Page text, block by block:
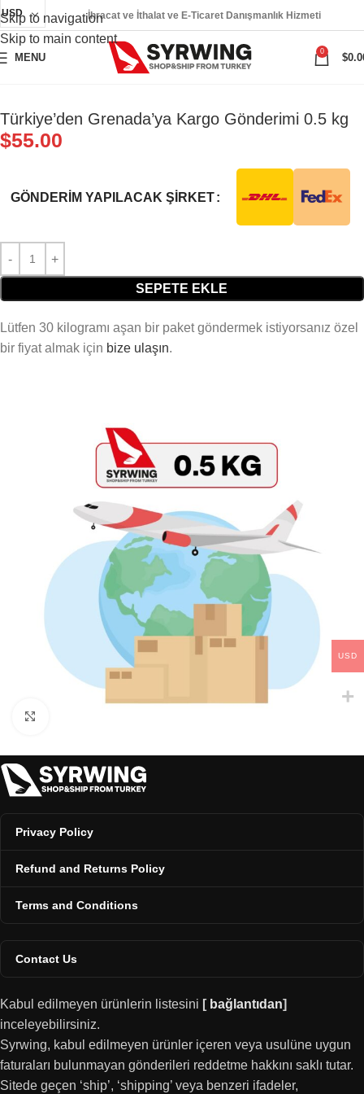
Skip to navigation
Skip to main content
USD İhracat ve İthalat ve E-Ticaret Danışmanlık Hizmeti
MENU
0
$
Türkiye’den Grenada’ya Kargo Gönderimi 0.5 kg
$55.00
GÖNDERIM YAPILACAK ŞIRKET
SEPETE EKLE
Lütfen 30 kilogramı aşan bir paket göndermek istiyorsanız özel
bir fiyat almak için bize ulaşın.
Privacy Policy
Refund and Returns Policy
Terms and Conditions
Contact Us
Kabul edilmeyen ürünlerin listesini [ bağlantıdan]
inceleyebilirsiniz.
Syrwing, kabul edilmeyen ürünler içeren veya usulüne uygun
faturaları bulunmayan gönderileri reddetme hakkını saklı tutar.
Sitede geçen ‘ship’, ‘shipping’ veya benzeri ifadeler,
USD